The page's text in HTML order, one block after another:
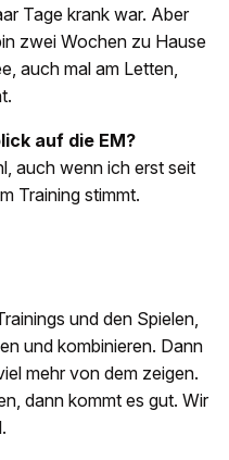
Tage krank war. Aber
zwei Wochen zu Hause
auch mal am Letten,
auf die EM?
auch wenn ich erst seit
Training stimmt.
und den Spielen,
und kombinieren. Dann
mehr von dem zeigen.
dann kommt es gut. Wir